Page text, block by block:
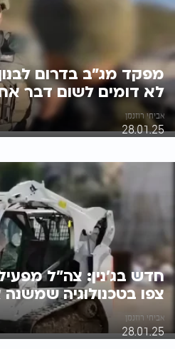
מפקד מג"ב בדרום
לא דומים לשום דבר
אביחי רוזנמן
28.01.25
חדש בג'נין: צה"ל
צפו בטכנולוגיה
אביחי רוזנמן
28.01.25